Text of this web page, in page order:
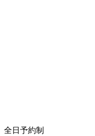
全日予約制